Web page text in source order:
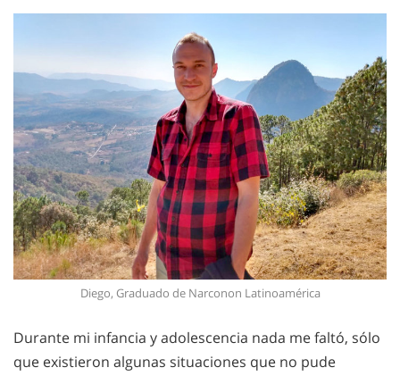
Diego, Graduado de Narconon Latinoamérica
Durante mi infancia y adolescencia nada me faltó, sólo
que existieron algunas situaciones que no pude